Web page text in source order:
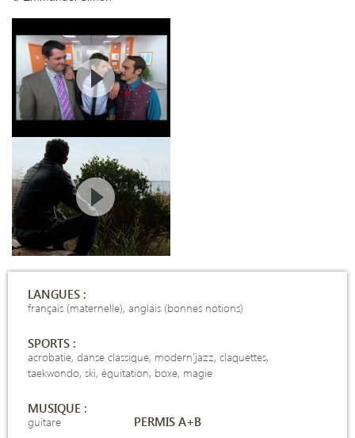
LANGUES :
français (maternelle), anglais (bonnes notions)
SPORTS :
acrobatie, danse classique, modern'jazz, claquettes,
taekwondo, ski, équitation, boxe, magie
MUSIQUE :
guitare PERMIS A+B